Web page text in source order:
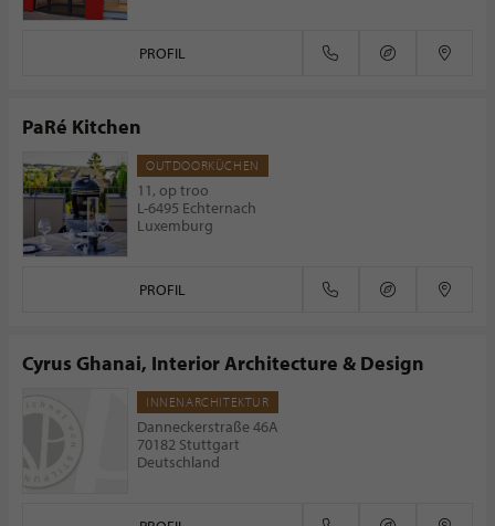
PROFIL
PaRé Kitchen
OUTDOORKÜCHEN
11, op troo
L-6495 Echternach
Luxemburg
PROFIL
Cyrus Ghanai, Interior Architecture & Design
INNENARCHITEKTUR
Danneckerstraße 46A
70182 Stuttgart
Deutschland